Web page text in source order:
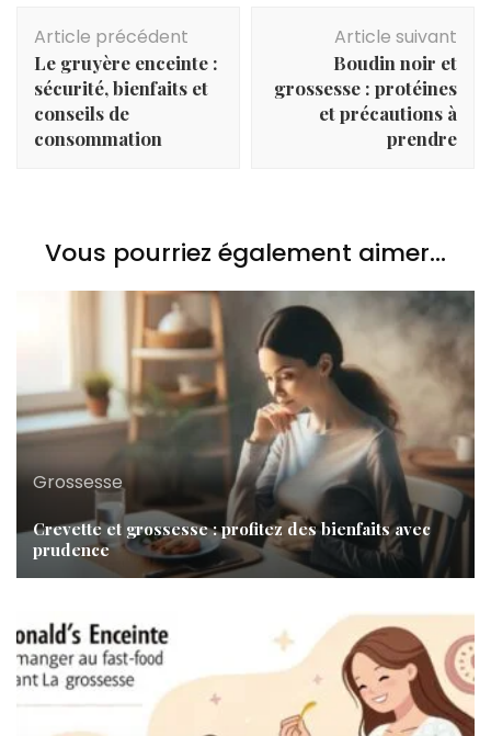
Navigation
d'article
Article précédent
Le gruyère enceinte :
sécurité, bienfaits et
conseils de
consommation
Article suivant
Boudin noir et
grossesse : protéines
et précautions à
prendre
Vous pourriez également aimer...
Grossesse
Crevette et grossesse : profitez des bienfaits avec
prudence